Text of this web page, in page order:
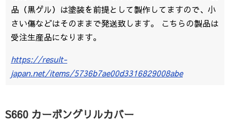
品（黒ゲル）は塗装を前提として製作してますので、小
さい傷などはそのままで発送致します。 こちらの製品は
受注生産品になります。
https://result-
japan.net/items/5736b7ae00d3316829008abe
S660 カーボングリルカバー